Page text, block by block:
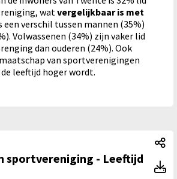
watvergelijkbaar is met
een verschil tussen mannen (35%)
Volwassenen (34%) zijn vaker lid
dan ouderen (24%). Ook
van sportverenigingen
leeftijd hoger wordt.
sportvereniging - Leeftijd
Is